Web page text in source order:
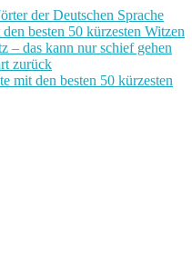
der Deutschen Sprache
besten 50 kürzesten Witzen
– das kann nur schief gehen
zurück
mit den besten 50 kürzesten